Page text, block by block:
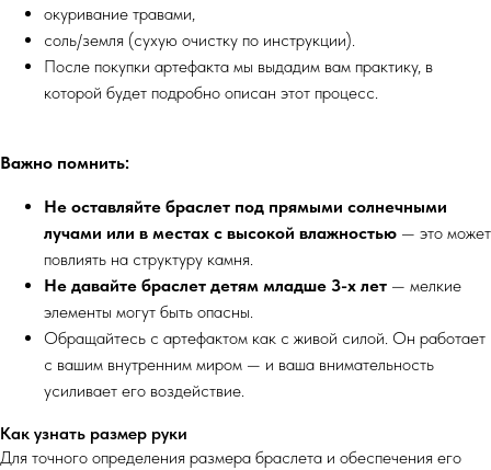
окуривание травами,
соль/земля (сухую очистку по инструкции).
После покупки артефакта мы выдадим вам практику, в
которой будет подробно описан этот процесс.
Важно помнить:
Не оставляйте браслет под прямыми солнечными
лучами или в местах с высокой влажностью — это может
повлиять на структуру камня.
Не давайте браслет детям младше 3-х лет — мелкие
элементы могут быть опасны.
Обращайтесь с артефактом как с живой силой. Он работает
с вашим внутренним миром — и ваша внимательность
усиливает его воздействие.
Как узнать размер руки
Для точного определения размера браслета и обеспечения его